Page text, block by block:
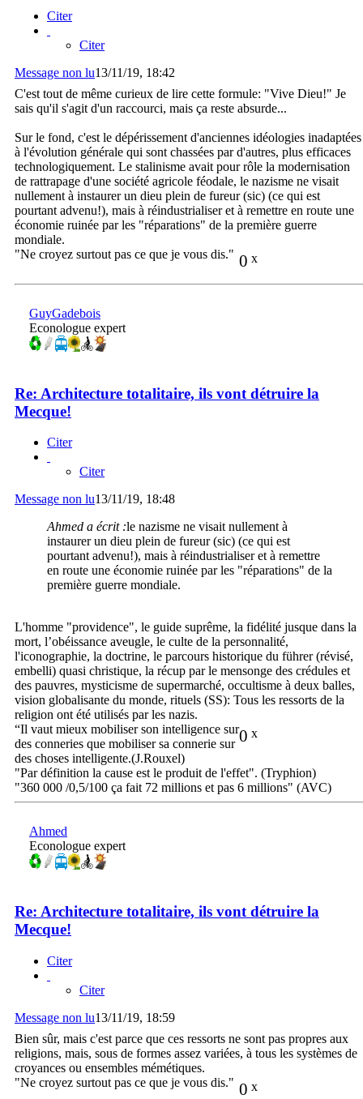
Citer
Citer
Message non lu13/11/19, 18:42
C'est tout de même curieux de lire cette formule: "Vive Dieu!" Je
sais qu'il s'agit d'un raccourci, mais ça reste absurde...
Sur le fond, c'est le dépérissement d'anciennes idéologies inadaptées
à l'évolution générale qui sont chassées par d'autres, plus efficaces
technologiquement. Le stalinisme avait pour rôle la modernisation
de rattrapage d'une société agricole féodale, le nazisme ne visait
nullement à instaurer un dieu plein de fureur (sic) (ce qui est
pourtant advenu!), mais à réindustrialiser et à remettre en route une
économie ruinée par les "réparations" de la première guerre
mondiale.
0 x
"Ne croyez surtout pas ce que je vous dis."
GuyGadebois
Econologue expert
Re: Architecture totalitaire, ils vont détruire la
Mecque!
Citer
Citer
Message non lu13/11/19, 18:48
Ahmed a écrit :le nazisme ne visait nullement à
instaurer un dieu plein de fureur (sic) (ce qui est
pourtant advenu!), mais à réindustrialiser et à remettre
en route une économie ruinée par les "réparations" de la
première guerre mondiale.
L'homme "providence", le guide suprême, la fidélité jusque dans la
mort, l’obéissance aveugle, le culte de la personnalité,
l'iconographie, la doctrine, le parcours historique du führer (révisé,
embelli) quasi christique, la récup par le mensonge des crédules et
des pauvres, mysticisme de supermarché, occultisme à deux balles,
vision globalisante du monde, rituels (SS): Tous les ressorts de la
religion ont été utilisés par les nazis.
0 x
“Il vaut mieux mobiliser son intelligence sur
des conneries que mobiliser sa connerie sur
des choses intelligente.(J.Rouxel)
"Par définition la cause est le produit de l'effet". (Tryphion)
"360 000 /0,5/100 ça fait 72 millions et pas 6 millions" (AVC)
Ahmed
Econologue expert
Re: Architecture totalitaire, ils vont détruire la
Mecque!
Citer
Citer
Message non lu13/11/19, 18:59
Bien sûr, mais c'est parce que ces ressorts ne sont pas propres aux
religions, mais, sous de formes assez variées, à tous les systèmes de
croyances ou ensembles mémétiques.
0 x
"Ne croyez surtout pas ce que je vous dis."